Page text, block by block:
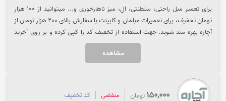
برای تعمیر مبل راحتی، سلطنتی، ال، میز ناهارخوری و... میتوانید از 100 هزار
تومان تخفیف، برای تعمیرات مبلمان و کابینت با سفارش بالای 200 هزار تومان از
آچاره بهره مند شوید. جهت استفاده از تخفیف کد را کپی کرده و بر روی "خرید
کنید" کلیک نمایید تا از تخفیف بهره مند شوید.
مشاهده
150,000 تومان منقضی کد تخفیف